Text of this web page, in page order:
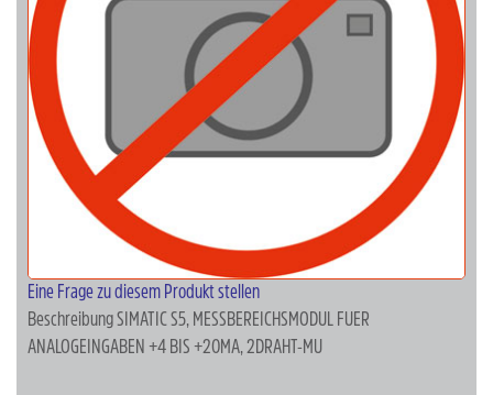
Eine Frage zu diesem Produkt stellen
BeschreibungSIMATIC S5, MESSBEREICHSMODUL FUER
ANALOGEINGABEN +4 BIS +20MA, 2DRAHT-MU